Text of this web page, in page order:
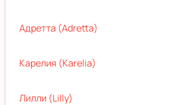
Адретта (Adretta)
Карелия (Karelia)
Лилли (Lilly)